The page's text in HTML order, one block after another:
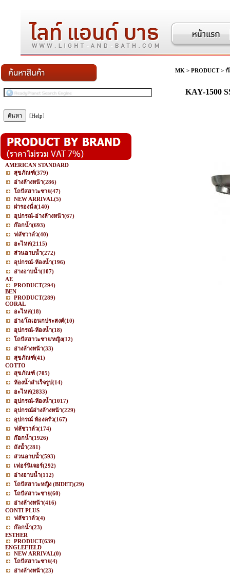
[Help]
AMERICAN STANDARD
สุขภัณฑ์(379)
อ่างล้างหน้า(286)
โถปัสสาวะชาย(47)
NEW ARRIVAL(5)
ฝารองนั่ง(140)
อุปกรณ์-อ่างล้างหน้า(67)
ก๊อกน้ำ(693)
ฟลัชวาล์ว(40)
อะไหล่(2115)
ส่วนอาบน้ำ(272)
อุปกรณ์-ห้องน้ำ(196)
อ่างอาบน้ำ(107)
AE
PRODUCT(294)
BEN
PRODUCT(289)
CORAL
อะไหล่(18)
อ่าง/โถเอนกประสงค์(10)
อุปกรณ์-ห้องน้ำ(18)
โถปัสสาวะชาย/หญิง(12)
อ่างล้างหน้า(33)
สุขภัณฑ์(41)
COTTO
สุขภัณฑ์ (705)
ห้องน้ำสำเร็จรูป(14)
อะไหล่(2833)
อุปกรณ์-ห้องน้ำ(1017)
อุปกรณ์อ่างล้างหน้า(229)
อุปกรณ์ ห้องครัว(167)
ฟลัชวาล์ว(174)
ก๊อกน้ำ(1926)
ถังน้ำ(281)
ส่วนอาบน้ำ(593)
เฟอร์นิเจอร์(292)
อ่างอาบน้ำ(112)
โถปัสสาวะหญิง (BIDET)(29)
โถปัสสาวะชาย(60)
อ่างล้างหน้า(416)
CONTI PLUS
ฟลัชวาล์ว(4)
ก๊อกน้ำ(23)
ESTHER
PRODUCT(639)
ENGLEFIELD
NEW ARRIVAL(0)
โถปัสสาวะชาย(4)
อ่างล้างหน้า(23)
MK > PRODUCT> ก๊
KAY-1500